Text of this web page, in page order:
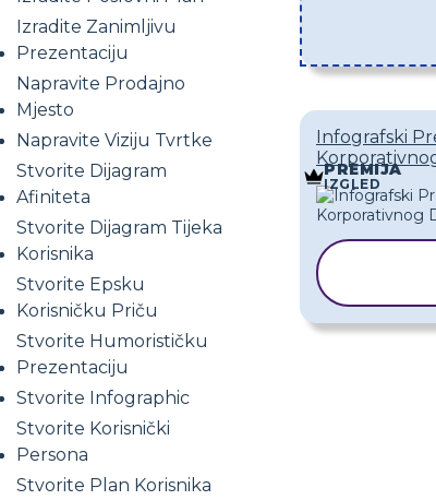
Izradite Zanimljivu
Prezentaciju
Napravite Prodajno
Mjesto
Napravite Viziju Tvrtke
Stvorite Dijagram
Afiniteta
Stvorite Dijagram Tijeka
Korisnika
Stvorite Epsku
Korisničku Priču
Stvorite Humorističku
Prezentaciju
Stvorite Infographic
Stvorite Korisnički
Persona
Stvorite Plan Korisnika
Infografski
PREMIJA
IZGLED